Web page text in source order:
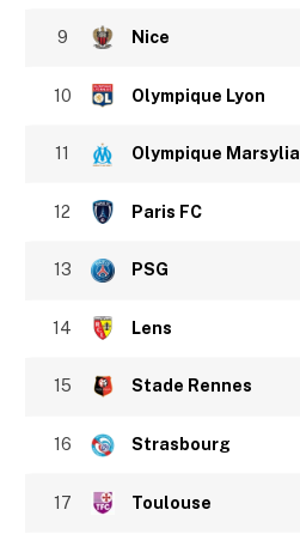
9 Nice
10 Olympique Lyon
11 Olympique Marsylia
12 Paris FC
13 PSG
14 Lens
15 Stade Rennes
16 Strasbourg
17 Toulouse